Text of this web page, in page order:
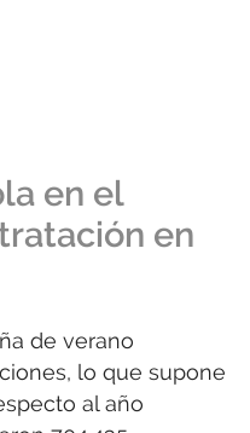
en el
en
de verano
lo que supone
al año